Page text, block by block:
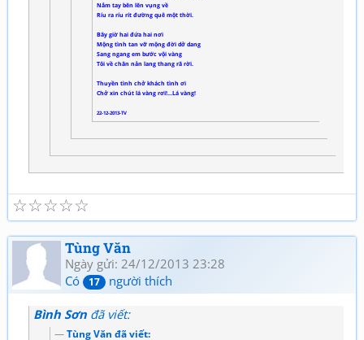
Nắm tay bẽn lẽn vụng về
Ríu ra ríu rít đường quê một thời.
Bây giờ hai đứa hai nơi
Mộng tình tan vỡ mộng đời dở dang
Sang ngang em bước vội vàng
Tôi về chân nản lang thang rã rời.
Thuyền tình chở khách tình ơi
Chở xin chút lá vàng rơi!...Lá vàng!
22-12-2013-TV
☆
☆
☆
☆
☆
Tùng Văn
Ngày gửi: 24/12/2013 23:28
Có
17 người thích
Bình Sơn đã viết:
Tùng Văn đã viết: